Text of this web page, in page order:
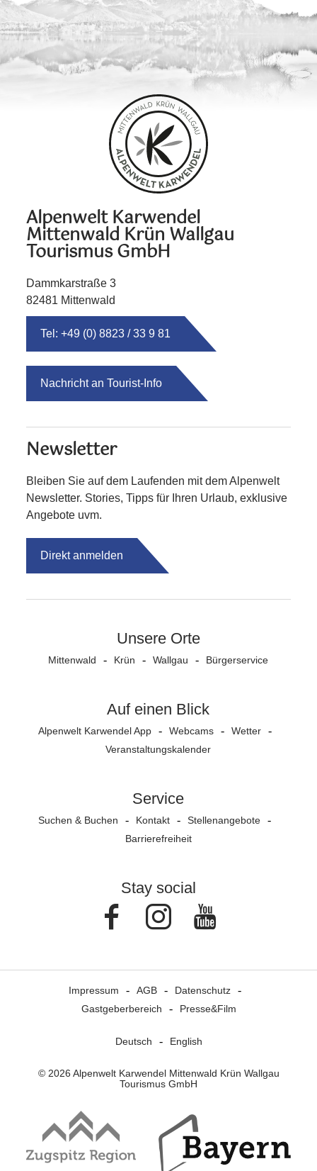
Alpenwelt Karwendel
Mittenwald Krün Wallgau
Tourismus GmbH
Dammkarstraße 3
82481 Mittenwald
Tel: +49 (0) 8823 / 33 9 81
Nachricht an Tourist-Info
Newsletter
Bleiben Sie auf dem Laufenden mit dem Alpenwelt
Newsletter. Stories, Tipps für Ihren Urlaub, exklusive
Angebote uvm.
Direkt anmelden
Unsere Orte
Mittenwald Krün Wallgau Bürgerservice
Auf einen Blick
Alpenwelt Karwendel App Webcams
Wetter
Veranstaltungs­kalender
Service
Suchen & Buchen Kontakt
Stellenangebote
Barrierefreiheit
Stay social
FacebookInstagram
Impressum AGB
Datenschutz
Gastgeberbereich
Presse&Film
Deutsch English
© 2026 Alpenwelt Karwendel Mittenwald Krün Wallgau
Tourismus GmbH